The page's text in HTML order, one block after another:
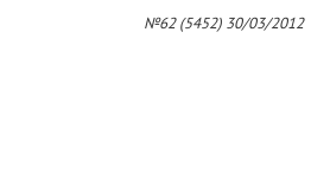
4
№62 (5452) 30/03/2012